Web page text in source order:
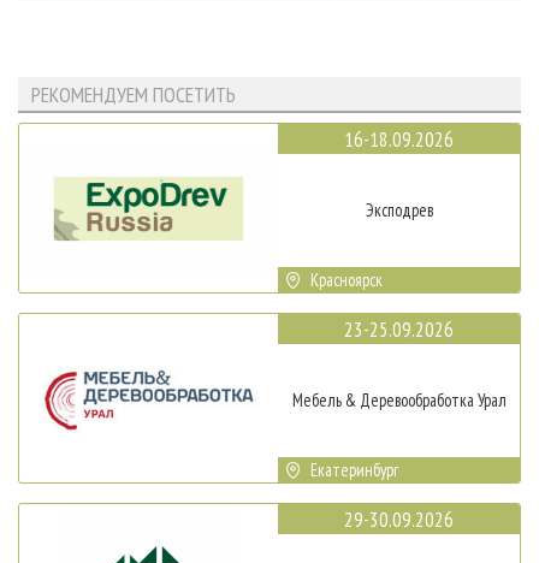
РЕКОМЕНДУЕМ ПОСЕТИТЬ
16-18.09.2026
Эксподрев
Красноярск
23-25.09.2026
Мебель & Деревообработка Урал
Екатеринбург
29-30.09.2026